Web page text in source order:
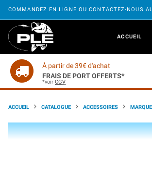
COMMANDEZ EN LIGNE OU CONTACTEZ-NOUS
ACCUEIL
À partir de 39€ d'achat
FRAIS DE PORT OFFERTS*
*voir CGV
ACCUEIL CATALOGUE ACCESSOIRES